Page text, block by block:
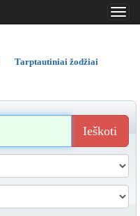
..
..
Tarptautiniai žodžiai
Ieškoti